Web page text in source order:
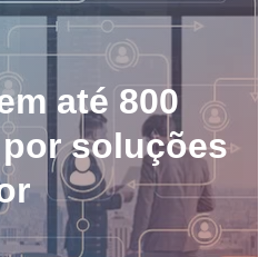
até 800
soluções